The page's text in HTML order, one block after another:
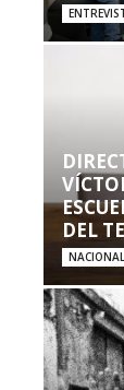
DEL
NACIONAL